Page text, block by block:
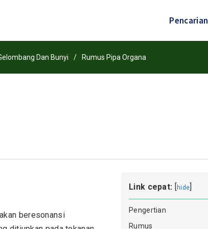
Pencarian
Dan Bunyi / Rumus Pipa Organa
Link cepat: [hide]
Pengertian
Rumus
beresonansi